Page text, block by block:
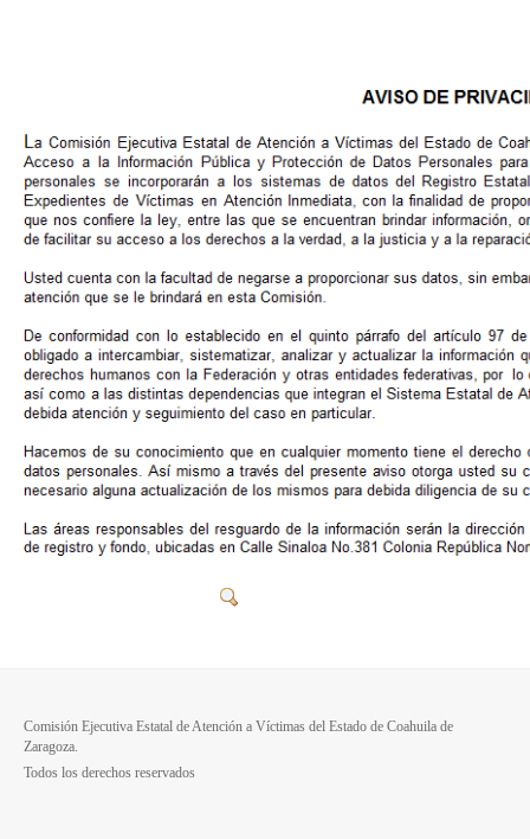
Comisión Ejecutiva Estatal de Atención a Víctimas del Estado de Coahuila de
Zaragoza.
Todos los derechos reservados